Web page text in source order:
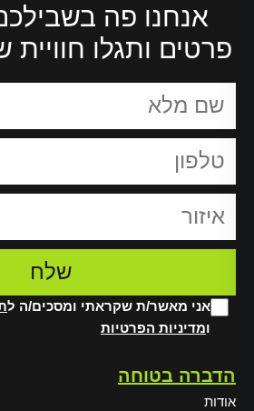
אנחנו פה
פרטים ותגלו
אני מאשר/ת שקראתי ומסכים/ה ל
ומדיניות הפרטיות
הדברה בטוחה
אודות